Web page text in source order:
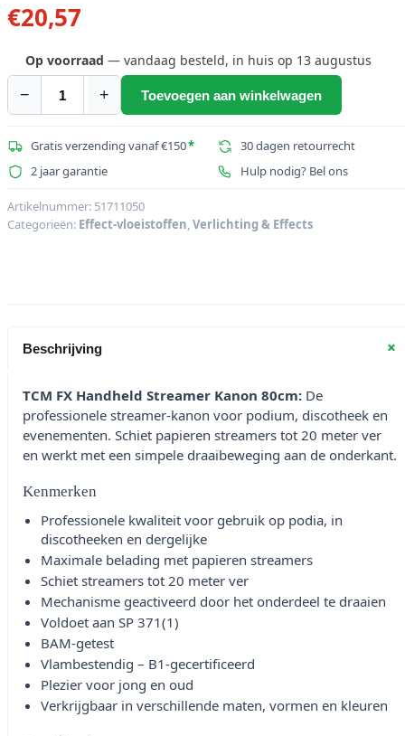
€20,57
Op voorraad — vandaag besteld, in huis op 13 augustus
−
TCM
Handheld
Streamer
80cm,
wit
+ Toevoegen aan winkelwagen
Gratis verzending vanaf €150*
30 dagen retourrecht
2 jaar garantie
Hulp nodig? Bel ons
Artikelnummer: 51711050
Categorieën: Effect-vloeistoffen,Verlichting & Effects
Beschrijving +
TCM FX Handheld Streamer Kanon 80cm: De
professionele streamer-kanon voor podium, discotheek en
evenementen. Schiet papieren streamers tot 20 meter ver
en werkt met een simpele draaibeweging aan de onderkant.
Kenmerken
Professionele kwaliteit voor gebruik op podia, in
discotheeken en dergelijke
Maximale belading met papieren streamers
Schiet streamers tot 20 meter ver
Mechanisme geactiveerd door het onderdeel te draaien
Voldoet aan SP 371(1)
BAM-getest
Vlambestendig – B1-gecertificeerd
Plezier voor jong en oud
Verkrijgbaar in verschillende maten, vormen en kleuren